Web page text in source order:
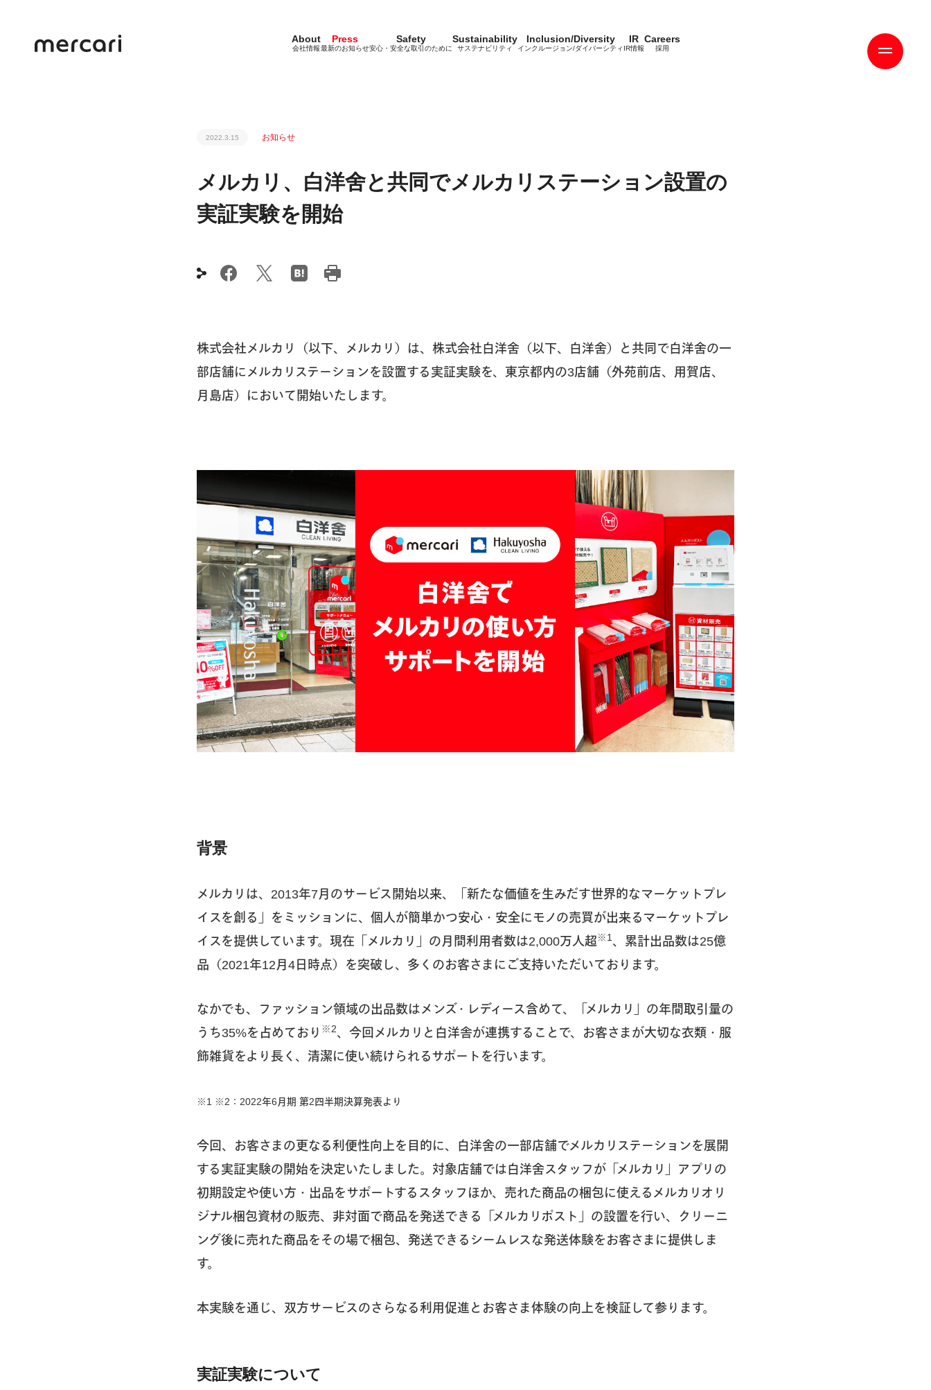
About
会社情報
Press
最新のお知らせ
Safety
安心・安全な取引のために
Sustainability
サステナビリティ
Inclusion/Diversity
インクルージョン/ダイバーシティ
IR
IR情報
Careers
採用
2022.3.15 お知らせ
メルカリ、白洋舍と共同でメルカリステーション設置の
実証実験を開始
株式会社メルカリ（以下、メルカリ）は、株式会社白洋舍（以下、白洋舍）と共同で白洋舍の一
部店舗にメルカリステーションを設置する実証実験を、東京都内の3店舗（外苑前店、用賀店、
月島店）において開始いたします。
背景
メルカリは、2013年7月のサービス開始以来、「新たな価値を生みだす世界的なマーケットプレ
イスを創る」をミッションに、個人が簡単かつ安心・安全にモノの売買が出来るマーケットプレ
イスを提供しています。現在「メルカリ」の月間利用者数は2,000万人超※1、累計出品数は25億
品（2021年12月4日時点）を突破し、多くのお客さまにご支持いただいております。
なかでも、ファッション領域の出品数はメンズ・レディース含めて、「メルカリ」の年間取引量の
うち35%を占めており ※2、今回メルカリと白洋舎が連携することで、お客さまが大切な衣類・服
飾雑貨をより長く、清潔に使い続けられるサポートを行います。
※1 ※2：2022年6月期 第2四半期決算発表より
今回、お客さまの更なる利便性向上を目的に、白洋舍の一部店舗でメルカリステーションを展開
する実証実験の開始を決定いたしました。対象店舗では白洋舍スタッフが「メルカリ」アプリの
初期設定や使い方・出品をサポートするスタッフほか、売れた商品の梱包に使えるメルカリオリ
ジナル梱包資材の販売、非対面で商品を発送できる「メルカリポスト」の設置を行い、クリーニ
ング後に売れた商品をその場で梱包、発送できるシームレスな発送体験をお客さまに提供しま
す。
本実験を通じ、双方サービスのさらなる利用促進とお客さま体験の向上を検証して参ります。
実証実験について